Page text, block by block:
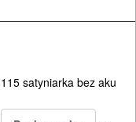
satyniarka bez aku